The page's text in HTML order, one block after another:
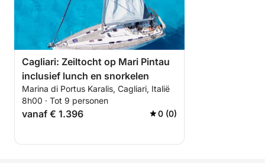
ontdekken, helemaal tot aan de magische Mari
Cagliari: Zeiltocht op Mari Pintau
inclusief lunch en snorkelen
Marina di Portus Karalis, Cagliari, Italië
8h00 · Tot 9 personen
vanaf € 1.396 0 (0)